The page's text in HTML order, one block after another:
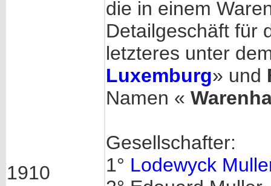
1910
die in einem
Detailgeschäft für
letzteres unter
Luxemburg» und
Namen «
Gesellschafter:
1° Lodewyck